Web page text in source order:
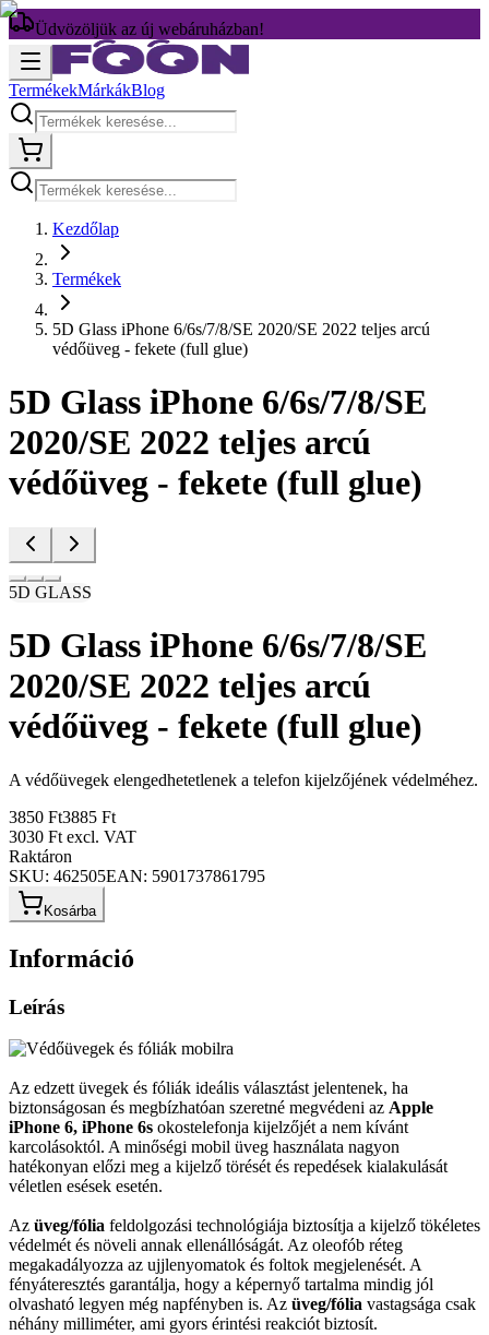
Üdvözöljük az új webáruházban!
TermékekMárkákBlog
Kezdőlap
Termékek
5D Glass iPhone 6/6s/7/8/SE 2020/SE 2022 teljes arcú
védőüveg - fekete (full glue)
5D Glass iPhone 6/6s/7/8/SE
2020/SE 2022 teljes arcú
védőüveg - fekete (full glue)
5D GLASS
5D Glass iPhone 6/6s/7/8/SE
2020/SE 2022 teljes arcú
védőüveg - fekete (full glue)
A védőüvegek elengedhetetlenek a telefon kijelzőjének védelméhez.
3850 Ft3885 Ft
3030 Ft excl. VAT
Raktáron
SKU: 462505EAN: 5901737861795
Kosárba
Információ
Leírás
Az edzett üvegek és fóliák ideális választást jelentenek, ha
biztonságosan és megbízhatóan szeretné megvédeni az Apple
iPhone 6, iPhone 6s okostelefonja kijelzőjét a nem kívánt
karcolásoktól. A minőségi mobil üveg használata nagyon
hatékonyan előzi meg a kijelző törését és repedések kialakulását
véletlen esések esetén.
Az üveg/fólia feldolgozási technológiája biztosítja a kijelző tökéletes
védelmét és növeli annak ellenállóságát. Az oleofób réteg
megakadályozza az ujjlenyomatok és foltok megjelenését. A
fényáteresztés garantálja, hogy a képernyő tartalma mindig jól
olvasható legyen még napfényben is. Az üveg/fólia vastagsága csak
néhány milliméter, ami gyors érintési reakciót biztosít.